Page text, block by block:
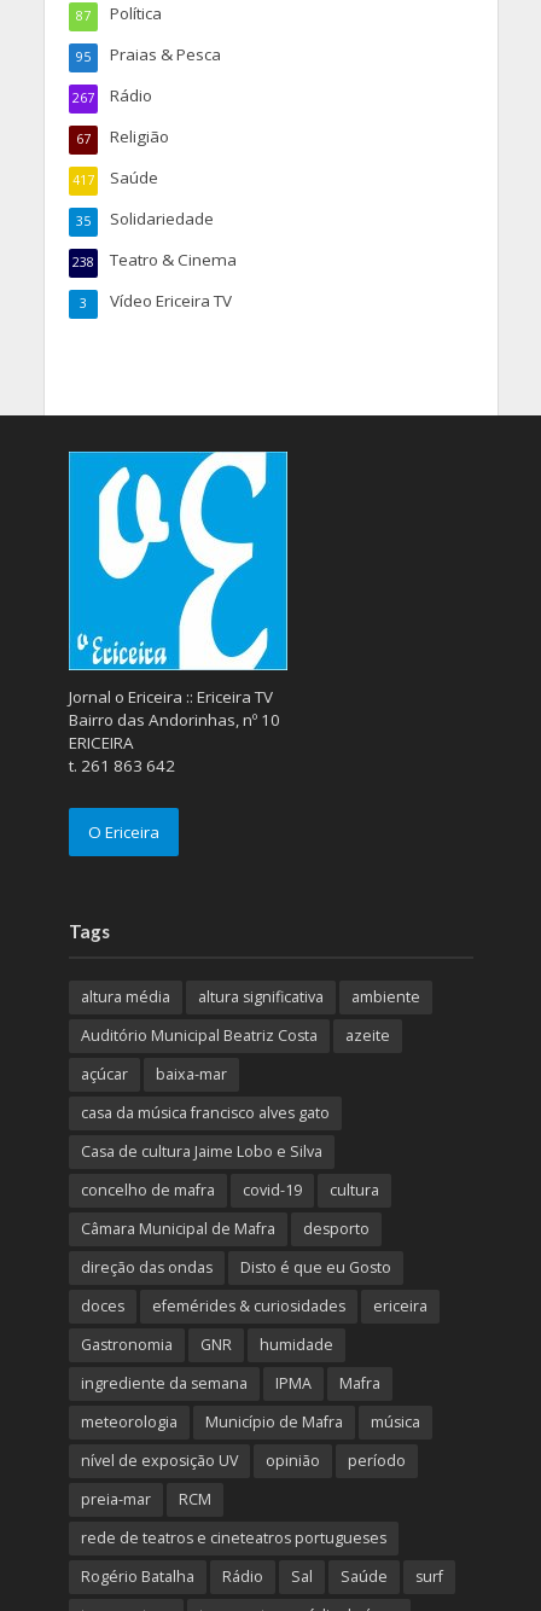
Política
87
Praias & Pesca
95
Rádio
267
Religião
67
Saúde
417
Solidariedade
35
Teatro & Cinema
238
Vídeo Ericeira TV
3
Jornal o Ericeira :: Ericeira TV
Bairro das Andorinhas, nº 10
ERICEIRA
t. 261 863 642
O Ericeira
Tags
altura média altura significativa
ambiente
Auditório Municipal Beatriz Costa
azeite
açúcar
baixa-mar
casa da música francisco alves gato
Casa de cultura Jaime Lobo e Silva
concelho de mafra
covid-19
cultura
Câmara Municipal de Mafra
desporto
direção das ondas
Disto é que eu Gosto
doces
efemérides & curiosidades
ericeira
Gastronomia
GNR
humidade
ingrediente da semana
IPMA
Mafra
meteorologia
Município de Mafra
música
nível de exposição UV
opinião
período
preia-mar
RCM
rede de teatros e cineteatros portugueses
Rogério Batalha
Rádio Sal Saúde
surf